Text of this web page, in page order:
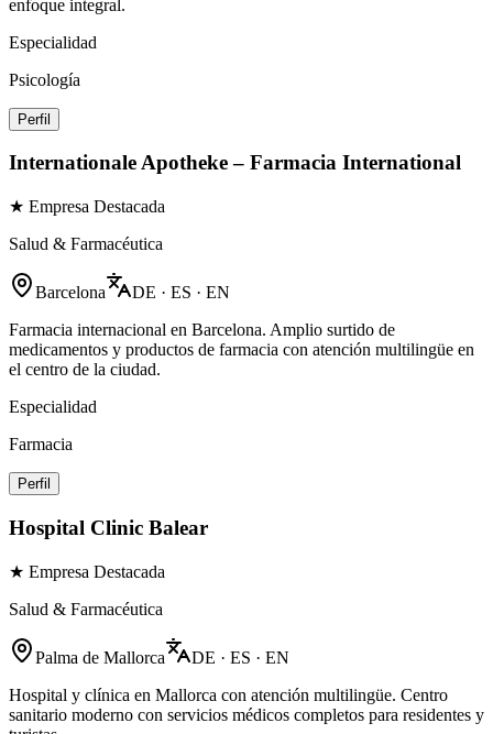
enfoque integral.
Especialidad
Psicología
Perfil
Internationale Apotheke – Farmacia International
★ Empresa Destacada
Salud & Farmacéutica
Barcelona
DE · ES · EN
Farmacia internacional en Barcelona. Amplio surtido de
medicamentos y productos de farmacia con atención multilingüe en
el centro de la ciudad.
Especialidad
Farmacia
Perfil
Hospital Clinic Balear
★ Empresa Destacada
Salud & Farmacéutica
Palma de Mallorca
DE · ES · EN
Hospital y clínica en Mallorca con atención multilingüe. Centro
sanitario moderno con servicios médicos completos para residentes y